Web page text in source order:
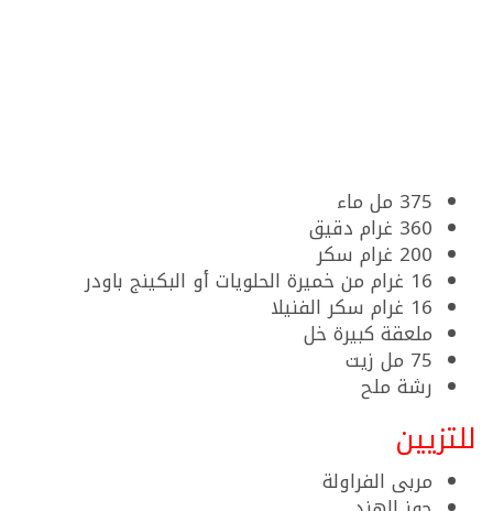
375 مل ماء
360 غرام دقيق
200 غرام سكر
16 غرام من خميرة الحلويات أو البكينج باودر
16 غرام سكر الفنيلا
ملعقة كبيرة خل
75 مل زيت
رشة ملح
للتزيين
مربى الفراولة